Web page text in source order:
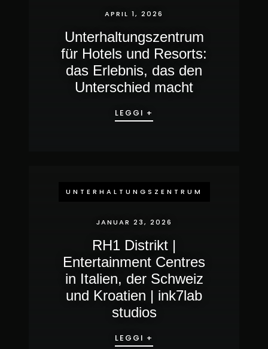
APRIL 1, 2026
Unterhaltungszentrum
für Hotels und Resorts:
das Erlebnis, das den
Unterschied macht
LEGGI +
UNTERHALTUNGSZENTRUM
JANUAR 23, 2026
RH1 Distrikt |
Entertainment Centres
in Italien, der Schweiz
und Kroatien | ink7lab
studios
LEGGI +